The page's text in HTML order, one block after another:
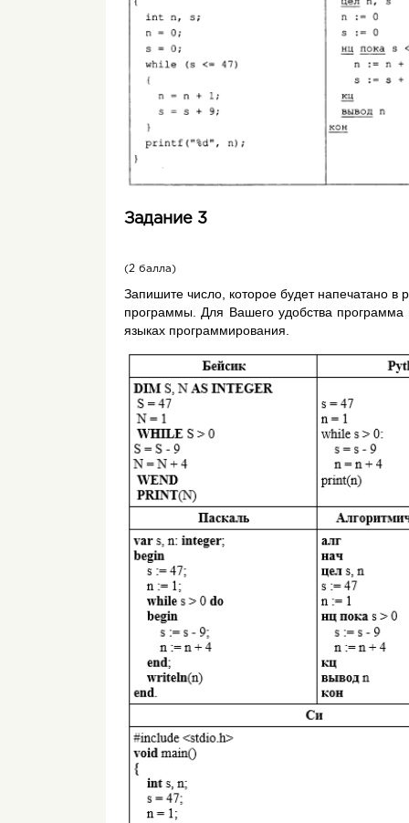
Задание 3
(2 балла)
Запишите число, которое будет напечатано в
программы. Для Вашего удобства программа
языках программирования.